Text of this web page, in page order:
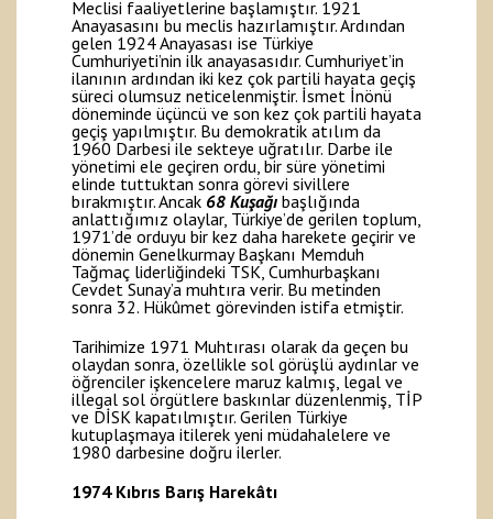
Meclisi faaliyetlerine başlamıştır. 1921
Anayasasını bu meclis hazırlamıştır. Ardından
gelen 1924 Anayasası ise Türkiye
Cumhuriyeti’nin ilk anayasasıdır. Cumhuriyet’in
ilanının ardından iki kez çok partili hayata geçiş
süreci olumsuz neticelenmiştir. İsmet İnönü
döneminde üçüncü ve son kez çok partili hayata
geçiş yapılmıştır. Bu demokratik atılım da
1960 Darbesi ile sekteye uğratılır. Darbe ile
yönetimi ele geçiren ordu, bir süre yönetimi
elinde tuttuktan sonra görevi sivillere
bırakmıştır. Ancak 68 Kuşağı başlığında
anlattığımız olaylar, Türkiye’de gerilen toplum,
1971’de orduyu bir kez daha harekete geçirir ve
dönemin Genelkurmay Başkanı Memduh
Tağmaç liderliğindeki TSK, Cumhurbaşkanı
Cevdet Sunay’a muhtıra verir. Bu metinden
sonra 32. Hükûmet görevinden istifa etmiştir.
Tarihimize 1971 Muhtırası olarak da geçen bu
olaydan sonra, özellikle sol görüşlü aydınlar ve
öğrenciler işkencelere maruz kalmış, legal ve
illegal sol örgütlere baskınlar düzenlenmiş, TİP
ve DİSK kapatılmıştır. Gerilen Türkiye
kutuplaşmaya itilerek yeni müdahalelere ve
1980 darbesine doğru ilerler.
1974 Kıbrıs Barış Harekâtı